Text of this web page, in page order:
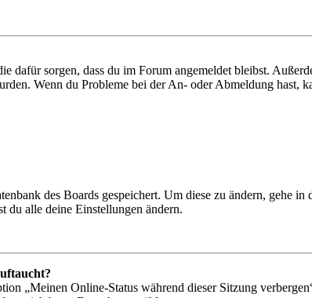
dafür sorgen, dass du im Forum angemeldet bleibst.
Wenn du Probleme bei der An- oder Abmeldung hast,
des Boards gespeichert. Um diese zu ändern, gehe
du alle deine Einstellungen ändern.
„Meinen Online-Status während dieser Sitzung